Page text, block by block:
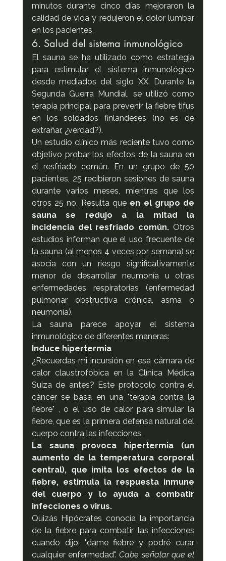
minutos durante cinco días mejoraron la
calidad de vida y redujeron el dolor lumbar
en los pacientes.
6. Salud del sistema inmunológico
El sauna se ha utilizado como estrategia
para estimular el sistema inmunológico
desde mediados del siglo XX. Durante la
Segunda Guerra Mundial, se utilizó como
terapia principal para prevenir la fiebre tifus
en los soldados finlandeses (no es de
extrañar, ¿verdad?).
Un estudio clínico más reciente tuvo como
objetivo probar los efectos de la sauna en
el resfriado común. En un grupo de 50
pacientes, 25 recibieron sesiones de sauna
durante varios meses, mientras que los
otros 25 no. Resulta que en el grupo de
sauna se redujo a la mitad la
incidencia del resfriado común. Otros
estudios informan que el uso frecuente de
la sauna (al menos 4 veces por semana) se
asocia con un riesgo significativamente
menor de desarrollar neumonía u otras
enfermedades respiratorias (enfermedad
pulmonar obstructiva crónica, asma o
neumonía).
La sauna parece apoyar el sistema
inmunológico de diferentes maneras:
Induce hipertermia
¿Recuerdas mi incursión en esa cámara de
calor claustrofóbica en la Clínica Médica
Suiza de antes? Este protocolo contra el
cáncer se basa en una "terapia contra la
fiebre" , o el uso de calor para simular la
fiebre, que es la primera defensa natural del
cuerpo contra las infecciones.
La sauna provoca hipertermia (un
aumento de la temperatura corporal
central), que imita los efectos de la
fiebre, estimula la respuesta inmune
del cuerpo y lo ayuda a combatir
infecciones o virus.
Quizás Hipócrates conocía la importancia
de la fiebre para combatir las infecciones
cuando dijo: "dame fiebre y podré curar
cualquier enfermedad". Cabe señalar que el